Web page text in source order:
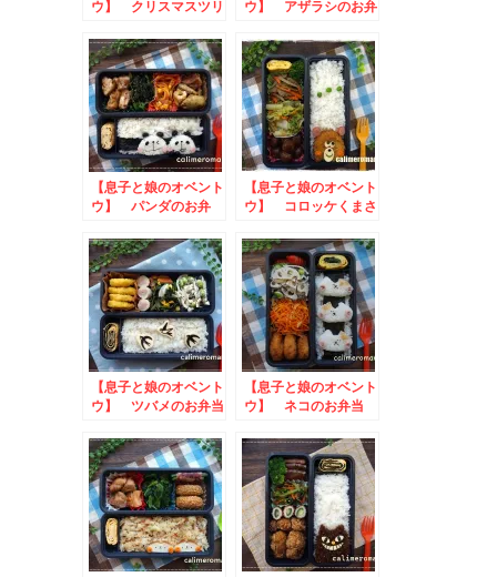
ウ】 クリスマスツリ
to #わたしのポッカ
レモンキャンペーン
ウ】 アザラシのお弁
【息子と娘のオベント
ウ】 パンダのお弁
【息子と娘のオベント
ウ】 コロッケくまさ
【息子と娘のオベント
ウ】 ツバメのお弁当
【息子と娘のオベント
ウ】 ネコのお弁当